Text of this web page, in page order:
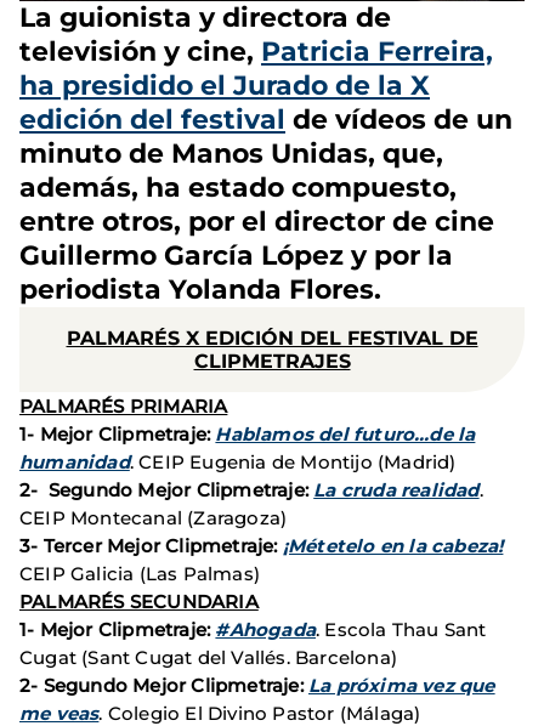
La guionista y directora de
televisión y cine, Patricia Ferreira,
ha presidido el Jurado de la X
edición del festival de vídeos de un
minuto de Manos Unidas, que,
además, ha estado compuesto,
entre otros, por el director de cine
Guillermo García López y por la
periodista Yolanda Flores.
PALMARÉS X EDICIÓN DEL FESTIVAL DE
CLIPMETRAJES
PALMARÉS PRIMARIA
1- Mejor Clipmetraje: Hablamos del futuro…de la
humanidad. CEIP Eugenia de Montijo (Madrid)
2- Segundo Mejor Clipmetraje: La cruda realidad.
CEIP Montecanal (Zaragoza)
3- Tercer Mejor Clipmetraje: ¡Métetelo en la cabeza!
CEIP Galicia (Las Palmas)
PALMARÉS SECUNDARIA
1- Mejor Clipmetraje: #Ahogada. Escola Thau Sant
Cugat (Sant Cugat del Vallés. Barcelona)
2- Segundo Mejor Clipmetraje: La próxima vez que
me veas. Colegio El Divino Pastor (Málaga)